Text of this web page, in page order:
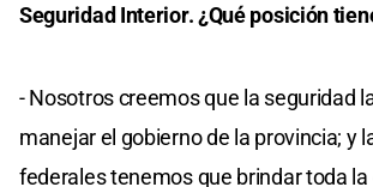
Seguridad Interior. ¿Qué posición
- Nosotros creemos que la seguridad
manejar el gobierno de la provincia; y
federales tenemos que brindar toda